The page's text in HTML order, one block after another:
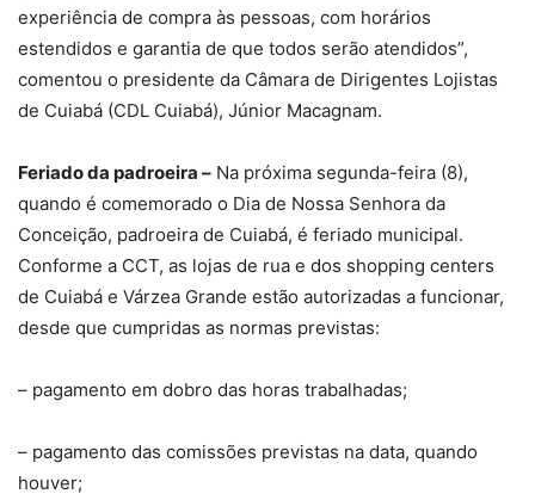
experiência de compra às pessoas, com horários
estendidos e garantia de que todos serão atendidos”,
comentou o presidente da Câmara de Dirigentes Lojistas
de Cuiabá (CDL Cuiabá), Júnior Macagnam.
Feriado da padroeira – Na próxima segunda-feira (8),
quando é comemorado o Dia de Nossa Senhora da
Conceição, padroeira de Cuiabá, é feriado municipal.
Conforme a CCT, as lojas de rua e dos shopping centers
de Cuiabá e Várzea Grande estão autorizadas a funcionar,
desde que cumpridas as normas previstas:
– pagamento em dobro das horas trabalhadas;
– pagamento das comissões previstas na data, quando
houver;